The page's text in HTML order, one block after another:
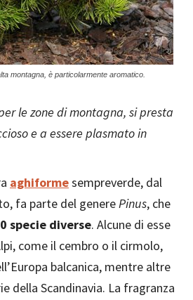
montagna, è particolarmente aromatico.
le zone di montagna, si presta
e a essere plasmato in
aghiformesempreverde, dal
fa parte del generePinus, che
specie diverse. Alcune di esse
come il cembro o il cirmolo,
balcanica, mentre altre
della Scandinavia. La fragranza